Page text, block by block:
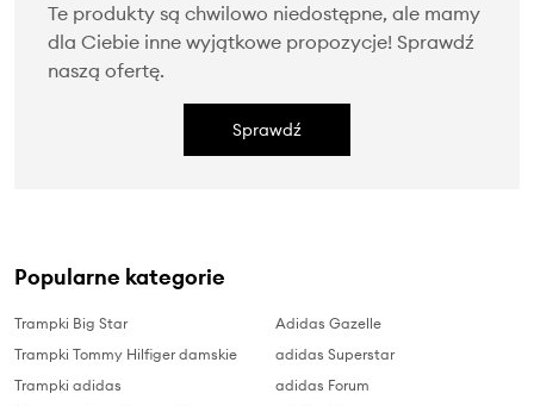
Te produkty są chwilowo niedostępne, ale mamy
dla Ciebie inne wyjątkowe propozycje! Sprawdź
naszą ofertę.
Sprawdź
Popularne kategorie
Trampki Big Star
Trampki Tommy Hilfiger damskie
Trampki adidas
Adidas Gazelle
adidas Superstar
adidas Forum